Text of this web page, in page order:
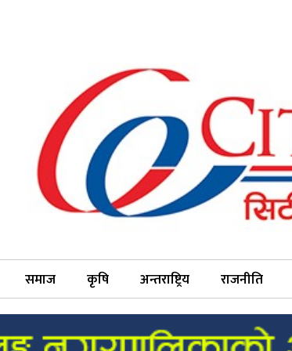
समाज कृषि अन्तराष्ट्रिय राजनीति